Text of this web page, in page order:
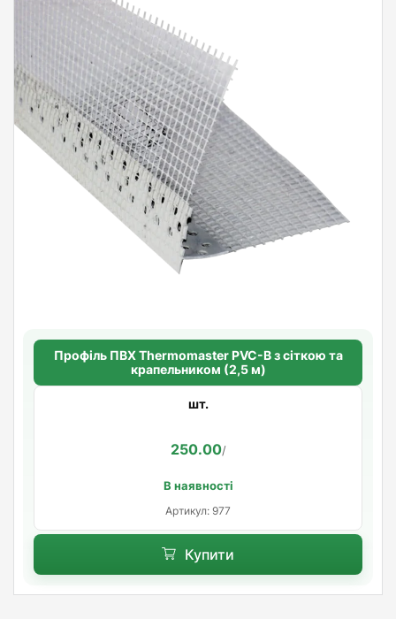
Профіль ПВХ Thermomaster PVC-B з сіткою та
крапельником (2,5 м)
шт.
250.00/
В наявності
Артикул: 977
Купити